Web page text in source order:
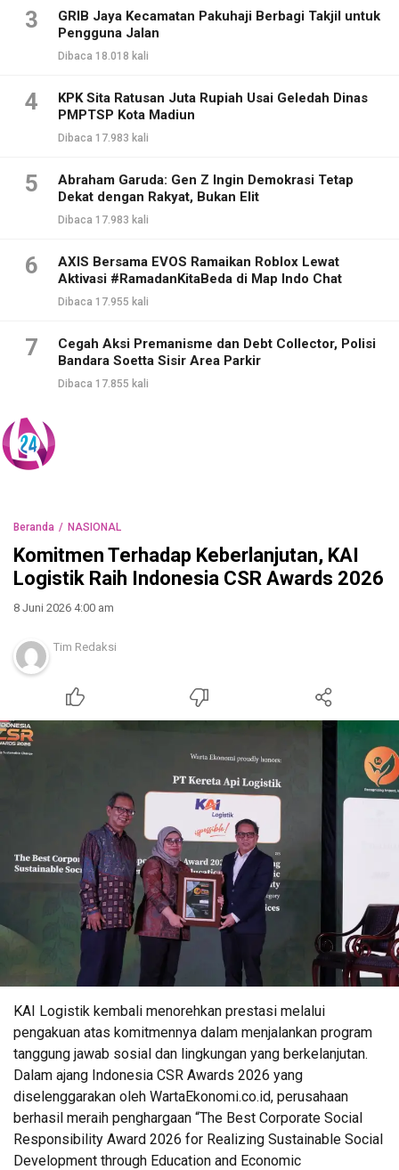
3
GRIB Jaya Kecamatan Pakuhaji Berbagi Takjil untuk
Pengguna Jalan
Dibaca 18.018 kali
4
KPK Sita Ratusan Juta Rupiah Usai Geledah Dinas
PMPTSP Kota Madiun
Dibaca 17.983 kali
5
Abraham Garuda: Gen Z Ingin Demokrasi Tetap
Dekat dengan Rakyat, Bukan Elit
Dibaca 17.983 kali
6
AXIS Bersama EVOS Ramaikan Roblox Lewat
Aktivasi #RamadanKitaBeda di Map Indo Chat
Dibaca 17.955 kali
7
Cegah Aksi Premanisme dan Debt Collector, Polisi
Bandara Soetta Sisir Area Parkir
Dibaca 17.855 kali
Beranda NASIONAL
Komitmen Terhadap Keberlanjutan, KAI
Logistik Raih Indonesia CSR Awards 2026
8 Juni 2026 4:00 am
Tim Redaksi
KAI Logistik kembali menorehkan prestasi melalui
pengakuan atas komitmennya dalam menjalankan program
tanggung jawab sosial dan lingkungan yang berkelanjutan.
Dalam ajang Indonesia CSR Awards 2026 yang
diselenggarakan oleh WartaEkonomi.co.id, perusahaan
berhasil meraih penghargaan “The Best Corporate Social
Responsibility Award 2026 for Realizing Sustainable Social
Development through Education and Economic